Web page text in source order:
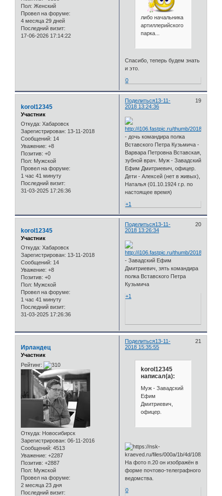
Пол: Женский
Провел на форуме:
4 месяца 29 дней
Последний визит:
17-06-2026 17:14:22
либо начальника
артиллерийского
парка...
Спасибо, теперь будем знать
и это.
0
Поделиться 19
13-11-
2018 13:24:36
korol12345
Участник
Откуда: Хабаровск
Зарегистрирован: 13-11-2018
Сообщений: 14
Уважение: +8
Позитив: +0
Пол: Мужской
Провел на форуме:
1 час 41 минуту
Последний визит:
31-03-2025 17:26:36
- дочь командира полка
Вставского Петра Кузьмича -
Варвара Петровна Вставская,
зубной врач. Муж - Завадский
Ефим Дмитриевич, офицер.
Дети - Алексей (нет в живых),
Наталья (01.10.1924 г.р. по
настоящее время)
+1
Поделиться 20
13-11-
2018 13:26:34
korol12345
Участник
Откуда: Хабаровск
Зарегистрирован: 13-11-2018
Сообщений: 14
Уважение: +8
Позитив: +0
Пол: Мужской
Провел на форуме:
1 час 41 минуту
Последний визит:
31-03-2025 17:26:36
- Завадский Ефим
Дмитриевич, зять командира
полка Вставского Петра
Кузьмича
+1
Поделиться 21
13-11-
2018 15:35:55
Ирландец
Участник
Рейтинг:
Откуда: Новосибирск
Зарегистрирован: 06-11-2016
Сообщений: 4513
Уважение: +2287
Позитив: +2887
Пол: Мужской
Провел на форуме:
2 месяца 23 дня
Последний визит:
korol12345
написал(а):
Муж - Завадский
Ефим
Дмитриевич,
офицер.
На фото п.20 он изображён в
форме почтово-телеграфного
ведомства.
0